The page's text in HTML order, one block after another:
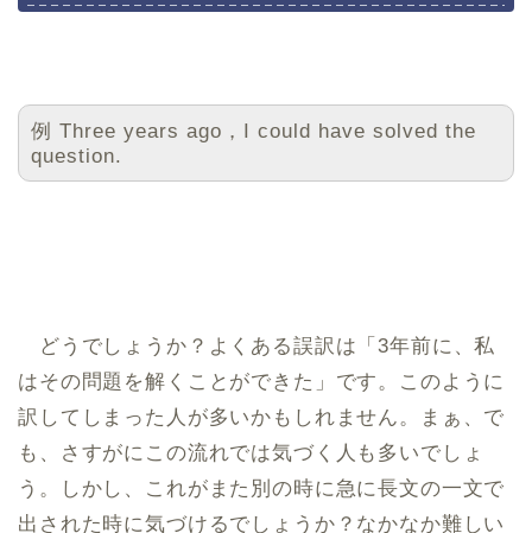
例 Three years ago，I could have solved the
question.
どうでしょうか？よくある誤訳は「3年前に、私
はその問題を解くことができた」です。このように
訳してしまった人が多いかもしれません。まぁ、で
も、さすがにこの流れでは気づく人も多いでしょ
う。しかし、これがまた別の時に急に長文の一文で
出された時に気づけるでしょうか？なかなか難しい